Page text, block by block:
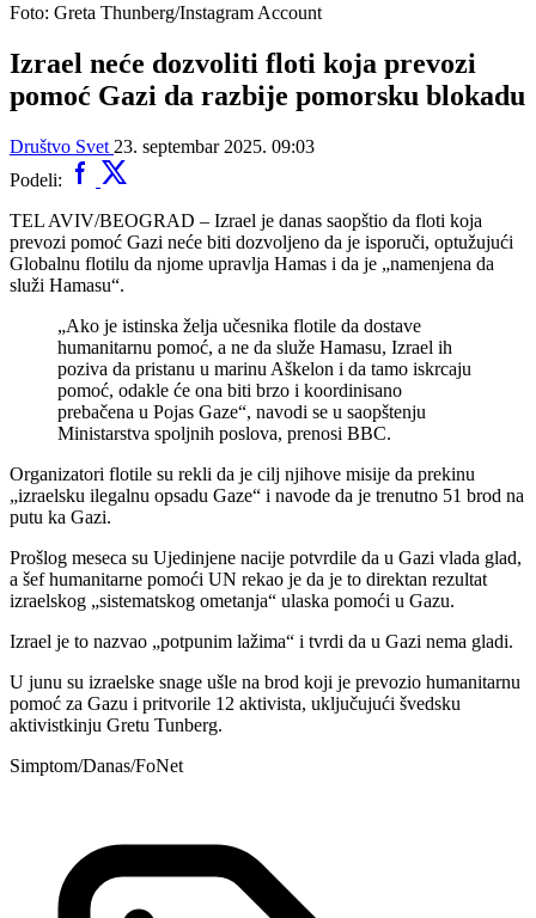
Foto: Greta Thunberg/Instagram Account
Izrael neće dozvoliti floti koja prevozi
pomoć Gazi da razbije pomorsku blokadu
Društvo Svet 23. septembar 2025. 09:03
Podeli:
TEL AVIV/BEOGRAD – Izrael je danas saopštio da floti koja
prevozi pomoć Gazi neće biti dozvoljeno da je isporuči, optužujući
Globalnu flotilu da njome upravlja Hamas i da je „namenjena da
služi Hamasu“.
„Ako je istinska želja učesnika flotile da dostave
humanitarnu pomoć, a ne da služe Hamasu, Izrael ih
poziva da pristanu u marinu Aškelon i da tamo iskrcaju
pomoć, odakle će ona biti brzo i koordinisano
prebačena u Pojas Gaze“, navodi se u saopštenju
Ministarstva spoljnih poslova, prenosi BBC.
Organizatori flotile su rekli da je cilj njihove misije da prekinu
„izraelsku ilegalnu opsadu Gaze“ i navode da je trenutno 51 brod na
putu ka Gazi.
Prošlog meseca su Ujedinjene nacije potvrdile da u Gazi vlada glad,
a šef humanitarne pomoći UN rekao je da je to direktan rezultat
izraelskog „sistematskog ometanja“ ulaska pomoći u Gazu.
Izrael je to nazvao „potpunim lažima“ i tvrdi da u Gazi nema gladi.
U junu su izraelske snage ušle na brod koji je prevozio humanitarnu
pomoć za Gazu i pritvorile 12 aktivista, uključujući švedsku
aktivistkinju Gretu Tunberg.
Simptom/Danas/FoNet